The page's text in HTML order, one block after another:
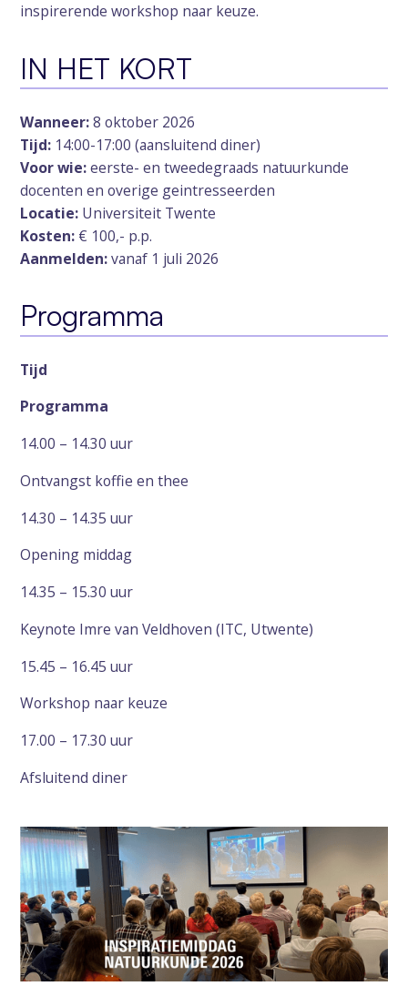
inspirerende workshop naar keuze.
IN HET KORT
Wanneer:8 oktober 2026
Tijd: 14:00-17:00 (aansluitend diner)
Voor wie:eerste- en tweedegraads natuurkunde
docenten en overige geintresseerden
Locatie: Universiteit Twente
Kosten: € 100,- p.p.
Aanmelden:vanaf 1 juli 2026
Programma
Tijd
Programma
14.00 – 14.30 uur
Ontvangst koffie en thee
14.30 – 14.35 uur
Opening middag
14.35 – 15.30 uur
Keynote Imre van Veldhoven (ITC, Utwente)
15.45 – 16.45 uur
Workshop naar keuze
17.00 – 17.30 uur
Afsluitend diner